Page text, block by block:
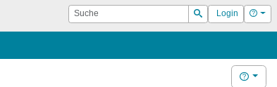
Suche
Suchen
Login Hilfe
Hilfe